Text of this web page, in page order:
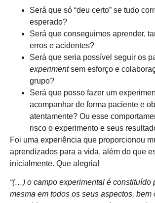
Será que só “deu certo” se tudo
esperado?
Será que conseguimos aprender,
erros e acidentes?
Será que seria possível seguir os
experimentsem esforço e
grupo?
Será que posso fazer um
acompanhar de forma paciente e
atentamente? Ou esse
risco o experimento e seus
Foi uma experiência que proporcionou
aprendizados para a vida, além do que
inicialmente. Que alegria!
“(…) o campo experimental é constituído
mesma em todos os seus aspectos, bem